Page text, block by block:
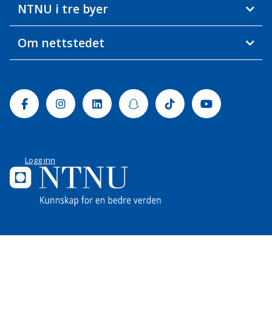
NTNU i tre byer
Om nettstedet
FacebookInstagramLinkedinSnapchatTiktok Youtube
Logg inn